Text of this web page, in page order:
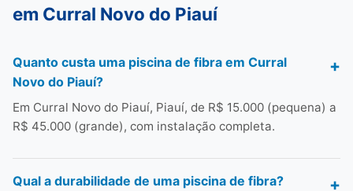
em Curral Novo do Piauí
Quanto custa uma piscina de fibra em Curral
Novo do Piauí?
Em Curral Novo do Piauí, Piauí, de R$ 15.000 (pequena) a
R$ 45.000 (grande), com instalação completa.
Qual a durabilidade de uma piscina de fibra?